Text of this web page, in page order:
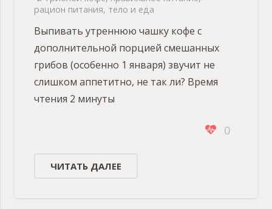
рацион питания, тело и еда
Выпивать утреннюю чашку кофе с
дополнительной порцией смешанных
грибов (особенно 1 января) звучит не
слишком аппетитно, не так ли? Время
чтения 2 минуты
0
ЧИТАТЬ ДАЛЕЕ